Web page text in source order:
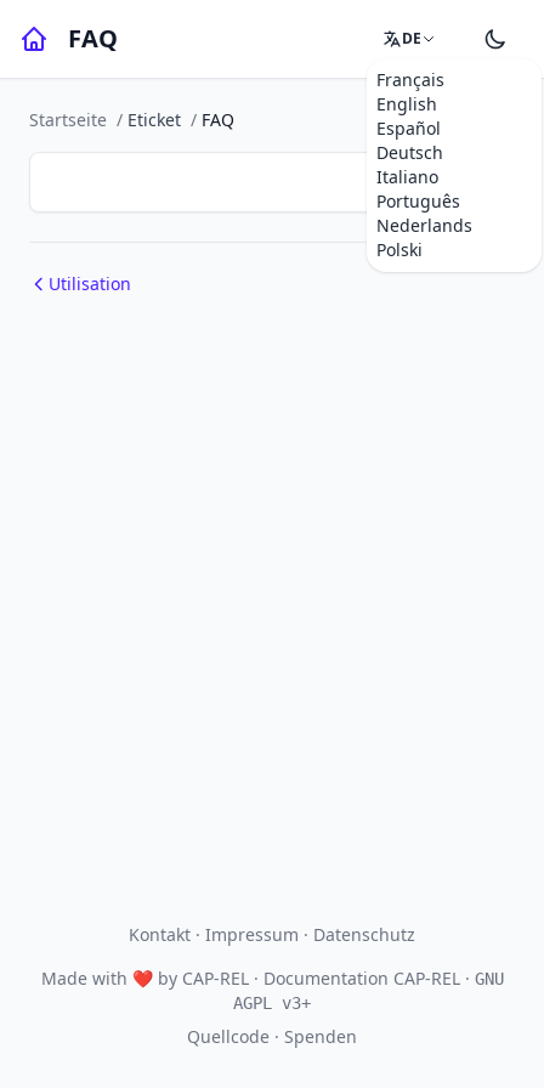
FAQ DE
Français
English
Español
Deutsch
Italiano
Português
Nederlands
Polski
Startseite / Eticket / FAQ
Utilisation
Kontakt · Impressum · Datenschutz
Made with ❤by CAP-REL· Documentation CAP-REL · GNU
AGPL v3+
Quellcode · Spenden